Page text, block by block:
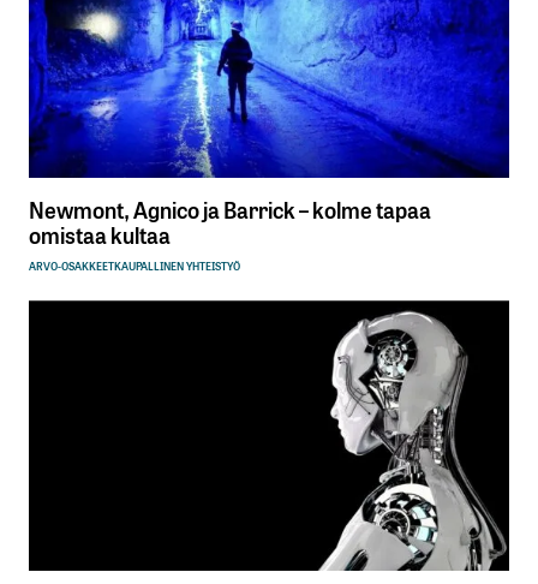
Newmont, Agnico ja Barrick – kolme tapaa
omistaa kultaa
ARVO-OSAKKEETKAUPALLINEN YHTEISTYÖ